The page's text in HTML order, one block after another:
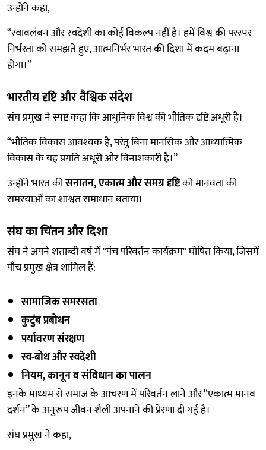
उन्होंने कहा,
“स्वावलंबन और स्वदेशी का कोई विकल्प नहीं है। हमें विश्व की परस्पर
निर्भरता को समझते हुए, आत्मनिर्भर भारत की दिशा में कदम बढ़ाना
होगा।”
भारतीय दृष्टि और वैश्विक संदेश
संघ प्रमुख ने स्पष्ट कहा कि आधुनिक विश्व की भौतिक दृष्टि अधूरी है।
“भौतिक विकास आवश्यक है, परंतु बिना मानसिक और आध्यात्मिक
विकास के यह प्रगति अधूरी और विनाशकारी है।”
उन्होंने भारत कीसनातन, एकात्म और समग्र दृष्टिको मानवता की
समस्याओं का शाश्वत समाधान बताया।
संघ का चिंतन और दिशा
संघ ने अपने शताब्दी वर्ष में "पंच परिवर्तन कार्यक्रम" घोषित किया, जिसमें
पाँच प्रमुख क्षेत्र शामिल हैं:
सामाजिक समरसता
कुटुंब प्रबोधन
पर्यावरण संरक्षण
स्व-बोध और स्वदेशी
नियम, कानून व संविधान का पालन
इनके माध्यम से समाज के आचरण में परिवर्तन लाने और “एकात्म मानव
दर्शन” के अनुरूप जीवन शैली अपनाने की प्रेरणा दी गई है।
संघ प्रमुख ने कहा,